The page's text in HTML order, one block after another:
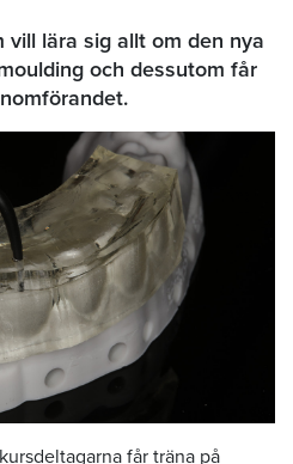
vill lära sig allt om den nya
och dessutom får
får träna på